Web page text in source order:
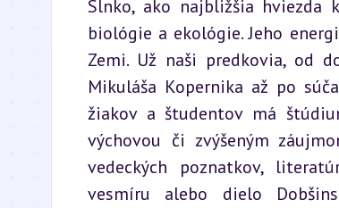
Slnko, ako najbližšia hviezda
biológie a ekológie. Jeho
Zemi. Už naši predkovia, od
Mikuláša Kopernika až po
žiakov a študentov má
výchovou či zvýšeným
vedeckých poznatkov,
vesmíru alebo dielo